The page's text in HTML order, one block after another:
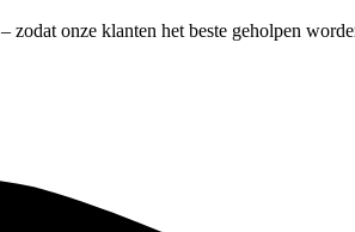
– zodat onze klanten het beste geholpen